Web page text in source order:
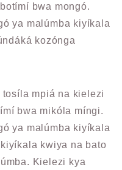
bwa mongó.
ya malúmba kiyíkala
kozónga
tosíla mpiá na kielezi
bwa mikóla míngi.
ya malúmba kiyíkala
kwiya na bato
Kielezi kya